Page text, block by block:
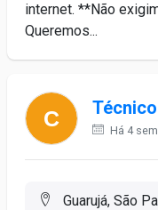
internet. **Não
Queremos...
Há 4
Guarujá, São